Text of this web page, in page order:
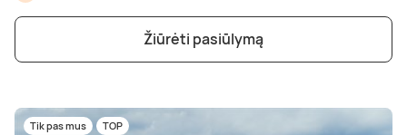
Žiūrėti pasiūlymą
Tik pas mus TOP